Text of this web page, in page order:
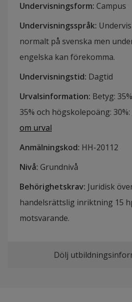
Undervisningsform: Campus
Undervisningsspråk:
normalt på svenska men
engelska kan förekomma.
Undervisningstid: Dagtid
Urvalsinformation: Betyg:
35% och högskolepoäng: 30%:
om urval
Anmälningskod: HH-20112
Nivå: Grundnivå
Behörighetskrav: Juridisk
handelsrättslig inriktning 15
motsvarande.
Dölj